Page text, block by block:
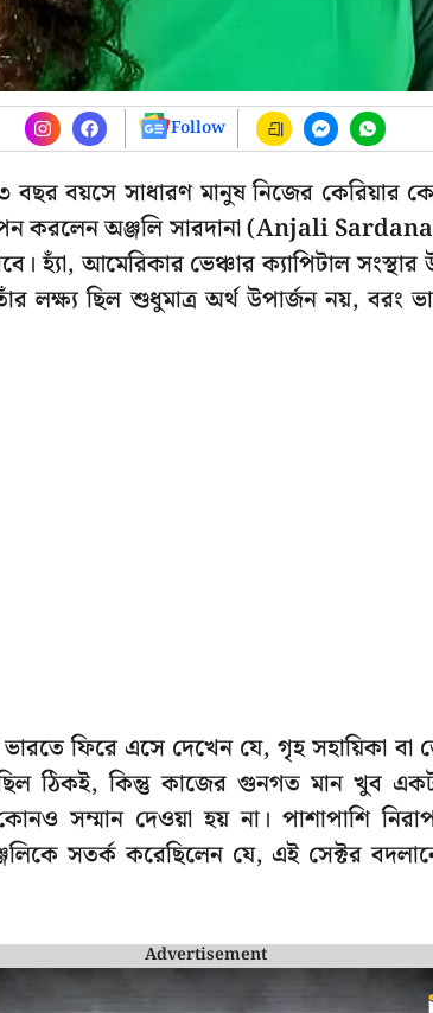
Follow
বয়সে সাধারণ মানুষ নিজের কেরিয়ার
করলেন অঞ্জলি সারদানা (Anjali
হ্যাঁ, আমেরিকার ভেঞ্চার ক্যাপিটাল
লক্ষ্য ছিল শুধুমাত্র অর্থ উপার্জন নয়, বরং
ফিরে এসে দেখেন যে, গৃহ সহায়িকা বা
ঠিকই, কিন্তু কাজের গুনগত মান খুব
সম্মান দেওয়া হয় না। পাশাপাশি
সতর্ক করেছিলেন যে, এই সেক্টর
Advertisement